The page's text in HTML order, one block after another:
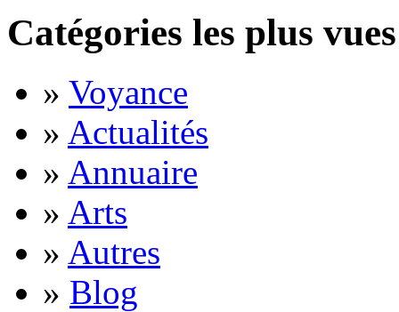
Catégories les plus vues
» Voyance
» Actualités
» Annuaire
» Arts
» Autres
» Blog